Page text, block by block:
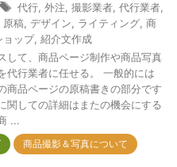
代行 外注 撮影業者 代行業者
原稿 デザイン ライティング 商
ョップ, 紹介文作成
して、商品ページ制作や商品写真
代行業者に任せる。 一般的には
商品ページの原稿書きの部分です
関しての詳細はまたの機会にする
...
商品撮影＆写真について